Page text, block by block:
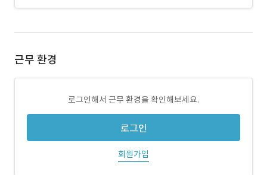
근무 환경
로그인해서 근무 환경을 확인해보세요.
로그인
회원가입